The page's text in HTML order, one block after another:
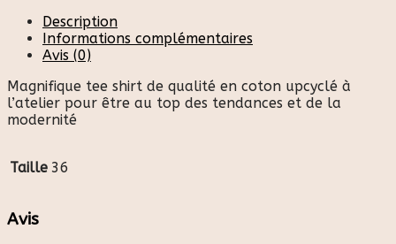
Description
Informations complémentaires
Avis (0)
Magnifique tee shirt de qualité en coton upcyclé à
l’atelier pour être au top des tendances et de la
modernité
Taille 36
Avis